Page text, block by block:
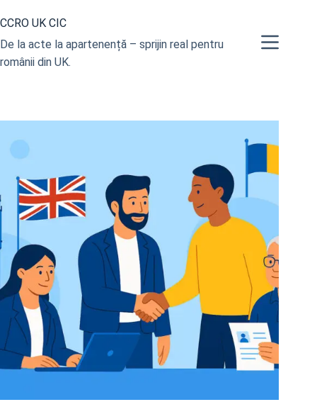
la
conținut
CCRO UK CIC
De la acte la apartenență – sprijin real pentru
românii din UK.